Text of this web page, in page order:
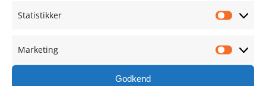
Statistikker
Marketing
Godkend
marts 2024